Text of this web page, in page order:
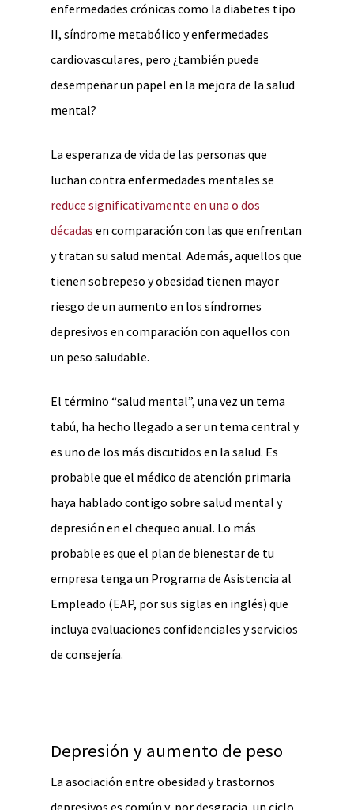
enfermedades crónicas como la diabetes tipo
II, síndrome metabólico y enfermedades
cardiovasculares, pero ¿también puede
desempeñar un papel en la mejora de la salud
mental?
La esperanza de vida de las personas que
luchan contra enfermedades mentales se
reduce significativamente en una o dos
décadas en comparación con las que enfrentan
y tratan su salud mental. Además, aquellos que
tienen sobrepeso y obesidad tienen mayor
riesgo de un aumento en los síndromes
depresivos en comparación con aquellos con
un peso saludable.
El término “salud mental”, una vez un tema
tabú, ha hecho llegado a ser un tema central y
es uno de los más discutidos en la salud. Es
probable que el médico de atención primaria
haya hablado contigo sobre salud mental y
depresión en el chequeo anual. Lo más
probable es que el plan de bienestar de tu
empresa tenga un Programa de Asistencia al
Empleado (EAP, por sus siglas en inglés) que
incluya evaluaciones confidenciales y servicios
de consejería.
Depresión y aumento de peso
La asociación entre obesidad y trastornos
depresivos es común y, por desgracia, un ciclo